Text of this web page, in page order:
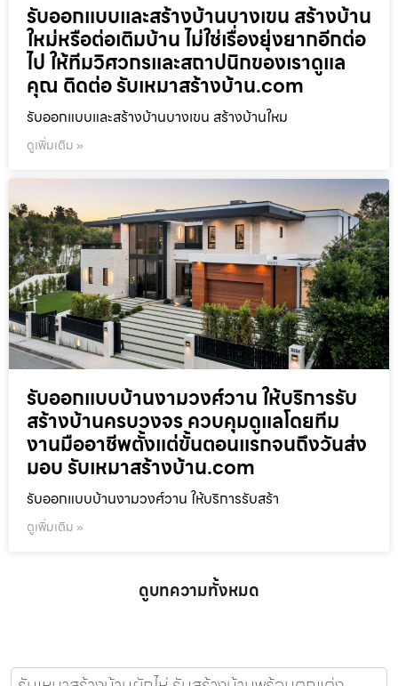
รับออกแบบและสร้างบ้านบางเขน สร้างบ้าน
ใหม่หรือต่อเติมบ้าน ไม่ใช่เรื่องยุ่งยากอีกต่อ
ไป ให้ทีมวิศวกรและสถาปนิกของเราดูแล
คุณ ติดต่อ รับเหมาสร้างบ้าน.com
รับออกแบบและสร้างบ้านบางเขน สร้างบ้านใหม
ดูเพิ่มเติม »
รับออกแบบบ้านงามวงศ์วาน ให้บริการรับ
สร้างบ้านครบวงจร ควบคุมดูแลโดยทีม
งานมืออาชีพตั้งแต่ขั้นตอนแรกจนถึงวันส่ง
มอบ รับเหมาสร้างบ้าน.com
รับออกแบบบ้านงามวงศ์วาน ให้บริการรับสร้า
ดูเพิ่มเติม »
ดูบทความทั้งหมด